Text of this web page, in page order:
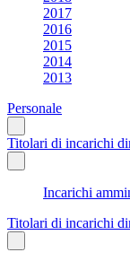
2017
2016
2015
2014
2013
Personale
Titolari di incarichi
Incarichi
Titolari di incarichi